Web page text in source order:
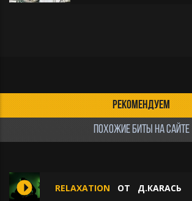
РЕКОМЕНДУЕМ
ПОХОЖИЕ БИТЫ НА САЙТЕ
RELAXATION ОТ Д.КАRАСЬ